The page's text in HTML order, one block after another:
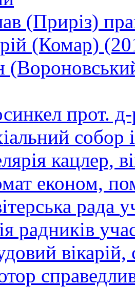
(Приріз)
(Комар)
прот.
собор
кацлер,
економ,
рада
радників
вікарій,